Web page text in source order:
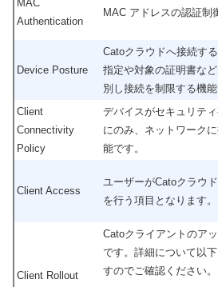
MAC
Authentication
MAC アドレスの認証制
Device Posture
Catoクラウドへ接続す
指定や対象の証明書な
別し接続を制限する機能
Client
Connectivity
Policy
デバイスがセキュリテ
にのみ、ネットワーク
能です。
Client Access
ユーザーがCatoクラウ
を行う項目となります。
Client Rollout
Catoクライアントのア
です。詳細について以
すのでご確認ください。